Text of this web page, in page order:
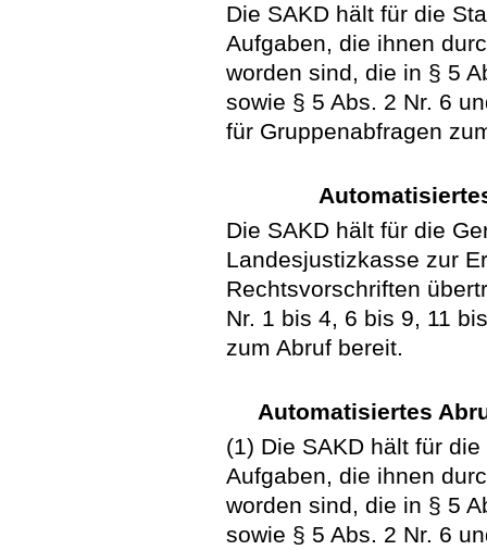
Die SAKD hält für die
Aufgaben, die ihnen
worden sind, die in § 5
sowie § 5 Abs. 2 Nr. 6
für Gruppenabfragen
Die SAKD hält für die
Landesjustizkasse zur
Rechtsvorschriften
Nr. 1 bis 4, 6 bis 9, 11
zum Abruf bereit.
Automatisiertes
(1) Die SAKD hält für
Aufgaben, die ihnen
worden sind, die in § 5
sowie § 5 Abs. 2 Nr. 6